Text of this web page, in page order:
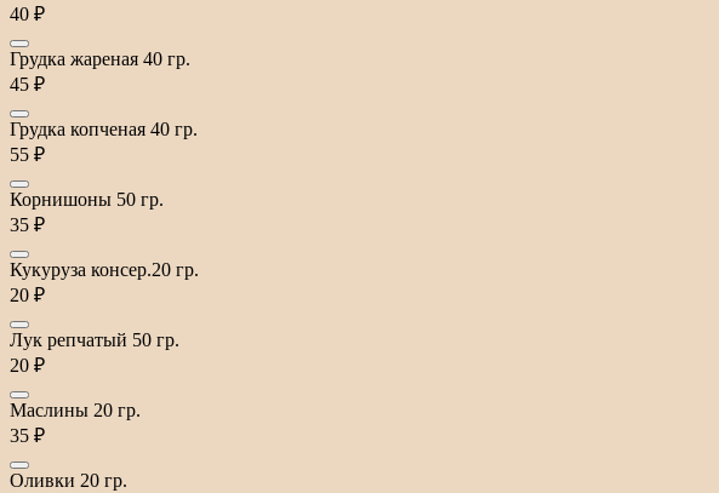
40 ₽
Грудка жареная 40 гр.
45 ₽
Грудка копченая 40 гр.
55 ₽
Корнишоны 50 гр.
35 ₽
Кукуруза консер.20 гр.
20 ₽
Лук репчатый 50 гр.
20 ₽
Маслины 20 гр.
35 ₽
Оливки 20 гр.